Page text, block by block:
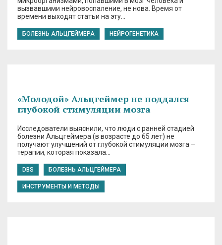
вызвавшими нейровоспаление, не нова. Время от
времени выходят статьи на эту…
БОЛЕЗНЬ АЛЬЦГЕЙМЕРА НЕЙРОГЕНЕТИКА
«Молодой» Альцгеймер не поддался
глубокой стимуляции мозга
Исследователи выяснили, что люди с ранней стадией
болезни Альцгеймера (в возрасте до 65 лет) не
получают улучшений от глубокой стимуляции мозга –
терапии, которая показала…
DBS БОЛЕЗНЬ АЛЬЦГЕЙМЕРА
ИНСТРУМЕНТЫ И МЕТОДЫ